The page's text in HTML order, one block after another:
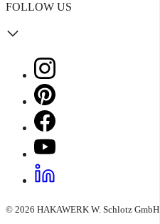
FOLLOW US
© 2026 HAKAWERK W. Schlotz GmbH